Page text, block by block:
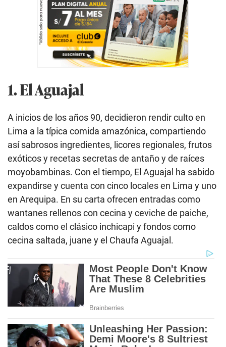
1. El Aguajal
A inicios de los años 90, decidieron rendir culto en
Lima a la típica comida amazónica, compartiendo
así sabrosos ingredientes, licores regionales, frutos
exóticos y recetas secretas de antaño y de raíces
moyobambinas. Con el tiempo, El Aguajal ha sabido
expandirse y cuenta con cinco locales en Lima y uno
en Arequipa. En su carta ofrecen entradas como
wantanes rellenos con cecina y ceviche de paiche,
caldos como el clásico inchicapi y fondos como
cecina saltada, juane y el Chaufa Aguajal.